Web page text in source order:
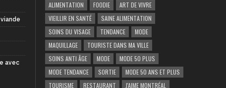
avec
ALIMENTATION
FOODIE
ART DE VIVRE
VIEILLIR EN SANTÉ
SAINE ALIMENTATION
SOINS DU VISAGE
TENDANCE
MODE
MAQUILLAGE
TOURISTE DANS MA VILLE
SOINS ANTI ÂGE
MODE
MODE 50 PLUS
MODE TENDANCE
SORTIE
MODE 50 ANS ET PLUS
TOURISME
RESTAURANT J'AIME MONTRÉAL